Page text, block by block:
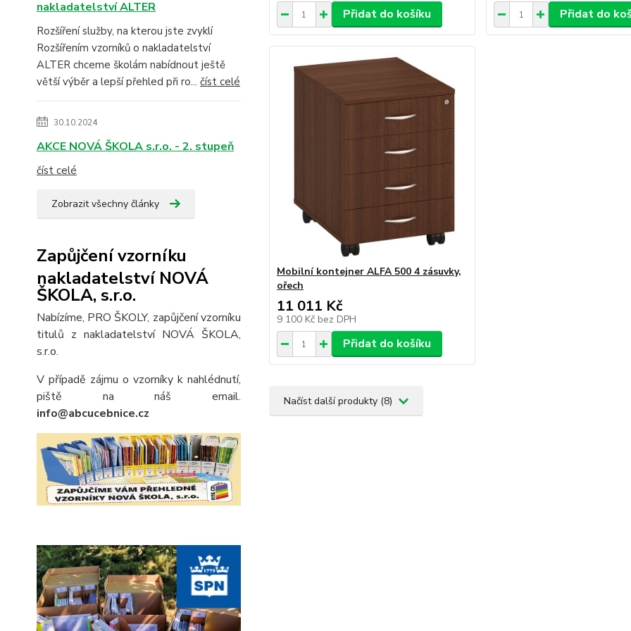
nakladatelství ALTER
Rozšíření služby, na kterou jste zvyklí
Rozšířením vzorníků o nakladatelství
ALTER chceme školám nabídnout ještě
větší výběr a lepší přehled při ro... číst celé
30.10.2024
AKCE NOVÁ ŠKOLA s.r.o. - 2. stupeň
číst celé
Zobrazit všechny články
Zapůjčení vzorníku
nakladatelství NOVÁ
ŠKOLA, s.r.o.
Nabízíme, PRO ŠKOLY, zapůjčení vzorníku
titulů z nakladatelství NOVÁ ŠKOLA,
s.r.o.
V případě zájmu o vzorníky k nahlédnutí,
piště na náš email.
info@abcucebnice.cz
Přidat do košíku Přidat do
Mobilní kontejner ALFA 500 4 zásuvky,
ořech
11 011 Kč
9 100 Kč bez DPH
Přidat do košíku
Načíst další produkty (8)